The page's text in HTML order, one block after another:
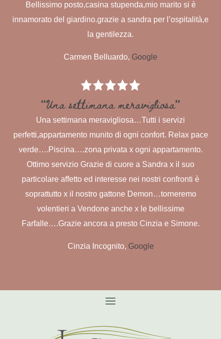
Bellissimo posto,casina stupenda,mio marito si è
innamorato del giardino.grazie a sandra per l’ospitalità,e
la gentilezza.
Carmen Belluardo, Google
“Una settimana meravigliosa”
Una settimana meravigliosa…Tutti i servizi
perfetti,appartamento munito di ogni confort. Relax pace
verde….Piscina….zona privata x ogni appartamento.
Ottimo servizio Grazie di cuore a Sandra x il suo
particolare affetto ed interesse nei nostri confronti è
soprattutto x il nostro gattone Demon…torneremo
volentieri a Vendone anche x le bellissime
Farfalle….Grazie ancora a presto Cinzia e Simone.
Cinzia Incognito, Google